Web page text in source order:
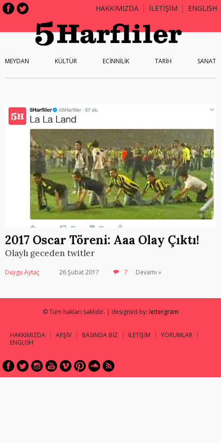
HAKKIMIZDA İLETİŞİM ENGLISH
MEYDAN KÜLTÜR ECİNNİLİK TARİH SANAT
2017 Oscar Töreni: Aaa Olay Çıktı!
Olaylı geceden twitler
Duygu Aytaç 26 Şubat 2017 7 Devamı »
© Tüm hakları saklıdır. | designed by: lettergram
HAKKIMIZDA ARŞİV BASINDA BİZ İLETİŞİM
YORUMLAR
ENGLISH